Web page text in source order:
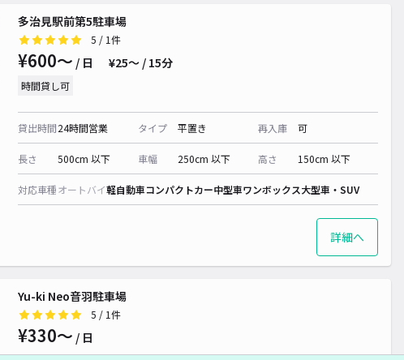
多治見駅前第5駐車場
5 / 1件
¥600〜 / 日 ¥25〜 / 15分
時間貸し可
貸出時間24時間営業 タイプ 平置き 再入庫 可
長さ 500cm 以下 車幅 250cm 以下 高さ 150cm 以下
対応車種オートバイ軽自動車コンパクトカー中型車ワンボックス大型車・SUV
詳細へ
Yu-ki Neo音羽駐車場
5 / 1件
¥330〜 / 日